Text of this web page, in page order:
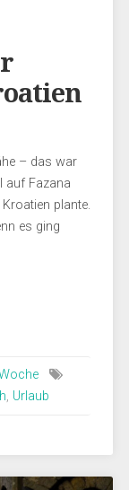
– das war
auf Fazana
plante.
es ging
, Urlaub